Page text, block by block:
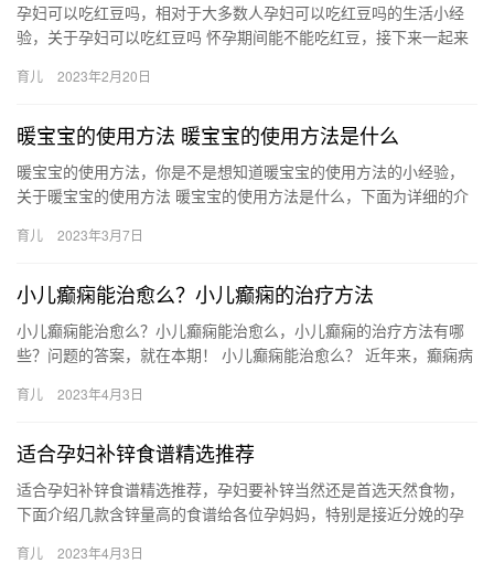
孕妇可以吃红豆吗，相对于大多数人孕妇可以吃红豆吗的生活小经
验，关于孕妇可以吃红豆吗 怀孕期间能不能吃红豆，接下来一起来
可…
育儿 2023年2月20日
暖宝宝的使用方法 暖宝宝的使用方法是什么
暖宝宝的使用方法，你是不是想知道暖宝宝的使用方法的小经验，
关于暖宝宝的使用方法 暖宝宝的使用方法是什么，下面为详细的介
宝…
育儿 2023年3月7日
小儿癫痫能治愈么？小儿癫痫的治疗方法
小儿癫痫能治愈么？小儿癫痫能治愈么，小儿癫痫的治疗方法有哪
些？问题的答案，就在本期！ 小儿癫痫能治愈么？ 近年来，癫痫病
能…
育儿 2023年4月3日
适合孕妇补锌食谱精选推荐
适合孕妇补锌食谱精选推荐，孕妇要补锌当然还是首选天然食物，
下面介绍几款含锌量高的食谱给各位孕妈妈，特别是接近分娩的孕
…
育儿 2023年4月3日